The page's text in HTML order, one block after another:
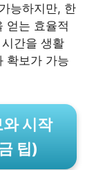
능하지만, 한
얻는 효율적
간을 생활
확보가 가능
시작
팁)